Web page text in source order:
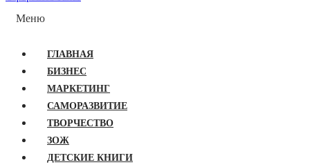
Меню
ГЛАВНАЯ
БИЗНЕС
МАРКЕТИНГ
САМОРАЗВИТИЕ
ТВОРЧЕСТВО
ЗОЖ
ДЕТСКИЕ КНИГИ